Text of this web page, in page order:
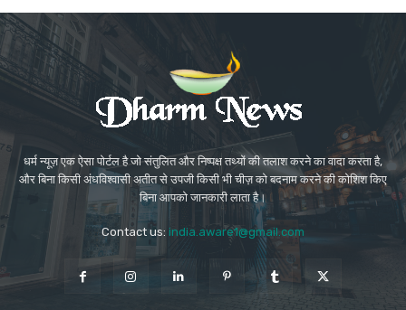
धर्म न्यूज़ एक ऐसा पोर्टल है जो संतुलित और निष्पक्ष तथ्यों की तलाश करने का वादा करता है,
और बिना किसी अंधविश्वासी अतीत से उपजी किसी भी चीज़ को बदनाम करने की कोशिश किए
बिना आपको जानकारी लाता है।
Contact us: india.aware1@gmail.com